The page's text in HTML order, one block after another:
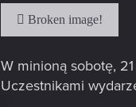
W minioną sobotę,
Uczestnikami